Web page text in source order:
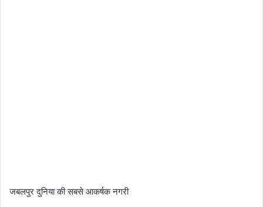
जबलपुर दुनिया की सबसे आकर्षक नगरी